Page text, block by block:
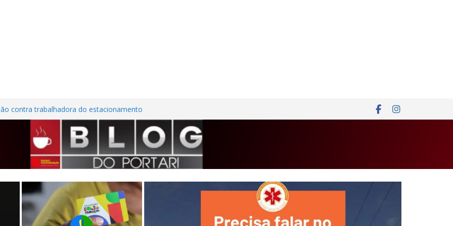
contra trabalhadora do estacionamento
em Frutal
Nordestina
casa desabitada e furtam bicicleta,
no Centro de Frutal
em investimentos, obras de melhoria
seguem em ritmo avançado